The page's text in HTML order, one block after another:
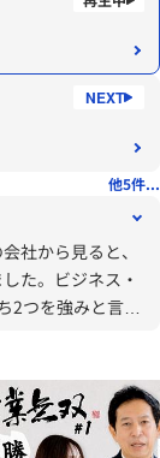
他5件...
社から見ると、
た。ビジネス・
2つを強みと言い
りはいないの
でアウトプット
（デザイナー採
全く伴っていな